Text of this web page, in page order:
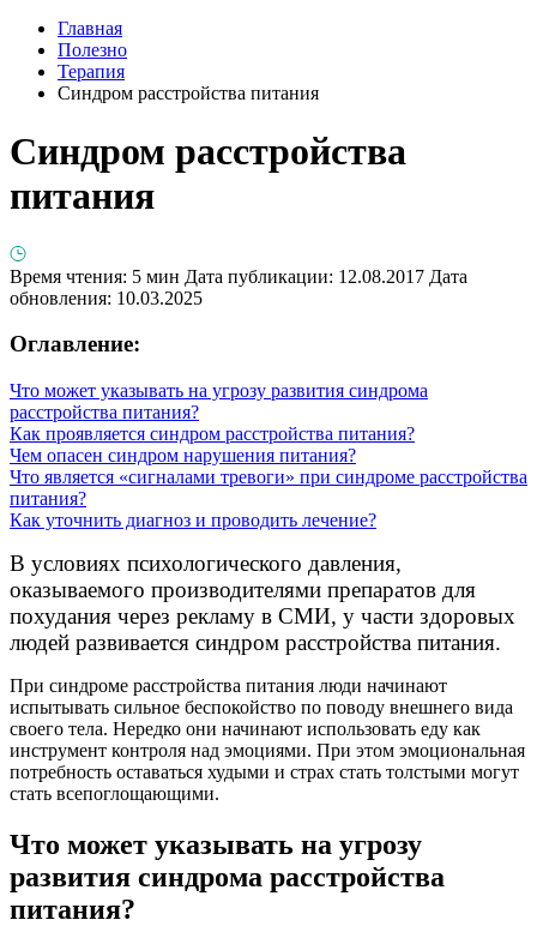
Главная
Полезно
Терапия
Синдром расстройства питания
Синдром расстройства
питания
Время чтения: 5 мин Дата публикации: 12.08.2017 Дата
обновления: 10.03.2025
Оглавление:
Что может указывать на угрозу развития синдрома
расстройства питания?
Как проявляется синдром расстройства питания?
Чем опасен синдром нарушения питания?
Что является «сигналами тревоги» при синдроме расстройства
питания?
Как уточнить диагноз и проводить лечение?
В условиях психологического давления,
оказываемого производителями препаратов для
похудания через рекламу в СМИ, у части здоровых
людей развивается синдром расстройства питания.
При синдроме расстройства питания люди начинают
испытывать сильное беспокойство по поводу внешнего вида
своего тела. Нередко они начинают использовать еду как
инструмент контроля над эмоциями. При этом эмоциональная
потребность оставаться худыми и страх стать толстыми могут
стать всепоглощающими.
Что может указывать на угрозу
развития синдрома расстройства
питания?